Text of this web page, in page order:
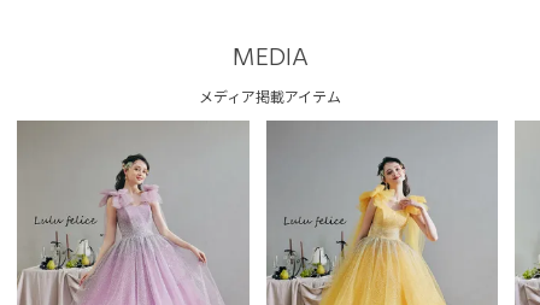
MEDIA
メディア掲載アイテム